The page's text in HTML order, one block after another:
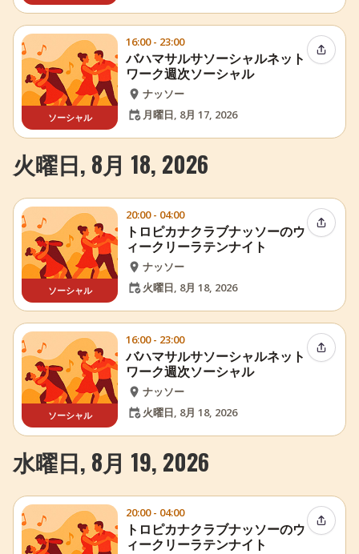
ソーシャル
16:00 - 23:00
バハマサルサソーシャルネット
ワーク週次ソーシャル
ナッソー
月曜日, 8月 17, 2026
イベン
火曜日, 8月 18, 2026
ソーシャル
20:00 - 04:00
トロピカナクラブナッソーのウ
ィークリーラテンナイト
ナッソー
火曜日, 8月 18, 2026
イベン
ソーシャル
16:00 - 23:00
バハマサルサソーシャルネット
ワーク週次ソーシャル
ナッソー
火曜日, 8月 18, 2026
イベン
水曜日, 8月 19, 2026
20:00 - 04:00
トロピカナクラブナッソーのウ
ィークリーラテンナイト
イベン